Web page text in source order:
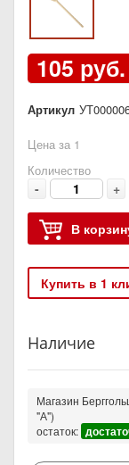
105 руб.
Артикул
Цена за 1
Количество
- +
В
Купить в 1
Наличие
Магазин
"А")
остаток: